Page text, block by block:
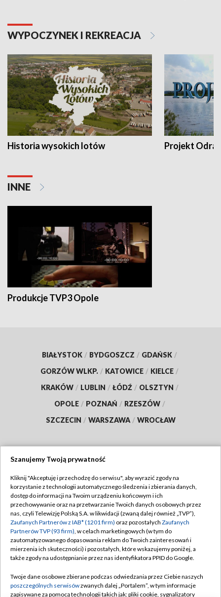
WYPOCZYNEK I REKREACJA
Historia wysokich lotów Projekt Odra
INNE
Produkcje TVP3 Opole
BIAŁYSTOK / BYDGOSZCZ / GDAŃSK /
GORZÓW WLKP. / KATOWICE / KIELCE /
KRAKÓW / LUBLIN / ŁÓDŹ / OLSZTYN /
OPOLE / POZNAŃ / RZESZÓW /
SZCZECIN / WARSZAWA / WROCŁAW
TVP
Abonament TVP
Emisja w TVP
Centrum informacji TVP
Naziemna Telewizja Cyfrowa
Rada Programowa
Regulamin TVP
Polityka prywatności
Moje zgody
Pomoc
Kontakt
Szanujemy Twoją prywatność
Kliknij "Akceptuję i przechodzę do serwisu", aby wyrazić zgody na
korzystanie z technologii automatycznego śledzenia i zbierania danych,
dostęp do informacji na Twoim urządzeniu końcowym i ich
przechowywanie oraz na przetwarzanie Twoich danych osobowych przez
nas, czyli Telewizję Polską S.A. w likwidacji (zwaną dalej również „TVP”),
Zaufanych Partnerów z IAB* (1201 firm) oraz pozostałych Zaufanych
Partnerów TVP (93 firm), w celach marketingowych (w tym do
zautomatyzowanego dopasowania reklam do Twoich zainteresowań i
mierzenia ich skuteczności) i pozostałych, które wskazujemy poniżej, a
także zgody na udostępnianie przez nas identyfikatora PPID do Google.
Twoje dane osobowe zbierane podczas odwiedzania przez Ciebie naszych
poszczególnych serwisówzwanych dalej „Portalem”, w tym informacje
zapisywane za pomocą technologii takich jak: pliki cookie, sygnalizatory